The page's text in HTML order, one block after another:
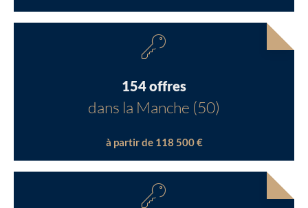
154 offres
dans la Manche (50)
à partir de 118 500 €